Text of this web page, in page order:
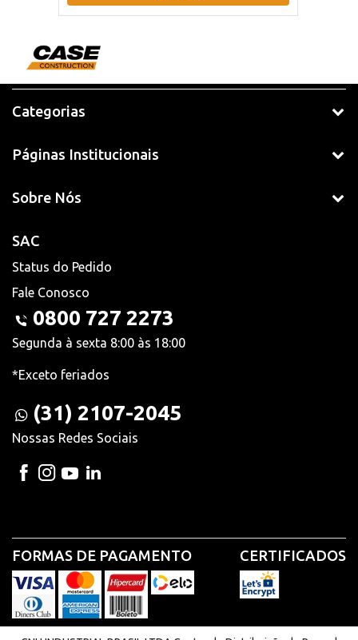
Categorias
Páginas Institucionais
Sobre Nós
SAC
Status do Pedido
Fale Conosco
0800 727 2273
Segunda à sexta 8:00 às 18:00
*Exceto feriados
(31) 2107-2045
Nossas Redes Sociais
FORMAS DE PAGAMENTO CERTIFICADOS